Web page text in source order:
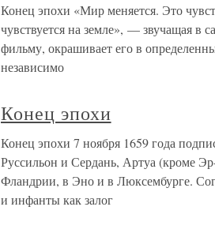
Конец эпохи «Мир меняется. Это
чувствуется на земле», — звучащая в
фильму, окрашивает его в
независимо
Конец эпохи
Конец эпохи 7 ноября 1659 года
Руссильон и Сердань, Артуа (кроме
Фландрии, в Эно и в Люксембурге.
и инфанты как залог